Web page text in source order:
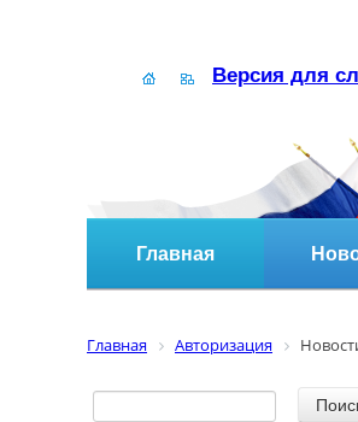
Версия для
Главная
Главная Авторизация